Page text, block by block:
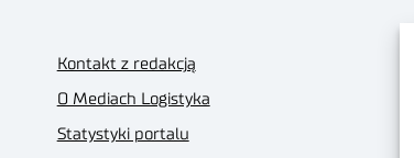
Kontakt z redakcją
O Mediach Logistyka
Statystyki portalu